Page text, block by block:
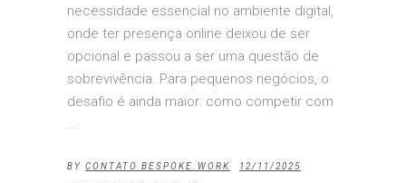
necessidade essencial no ambiente digital,
onde ter presença online deixou de ser
opcional e passou a ser uma questão de
sobrevivência. Para pequenos negócios, o
desafio é ainda maior: como competir com
BY CONTATO BESPOKE.WORK 12/11/2025